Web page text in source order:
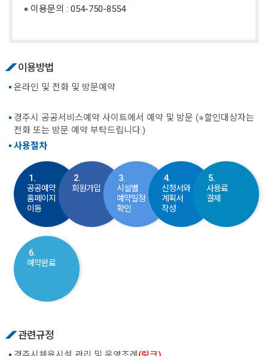
이용문의 : 054-750-8554
이용방법
온라인 및 전화 및 방문예약
경주시 공공서비스예약 사이트에서 예약 및 방문 (※할인대상자는
전화 또는 방문 예약 부탁드립니다.)
사용절차
1.
공공예약
홈페이지
이동
2.
회원가입
3.
시설별
예약일정
확인
4.
신청서와
계획서
작성
5.
사용료
결제
6.
예약완료
관련규정